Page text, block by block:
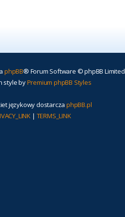
phpBB® Forum Software © phpBB Limited
style byPremium phpBB Styles
językowy dostarcza phpBB.pl
| TERMS_LINK